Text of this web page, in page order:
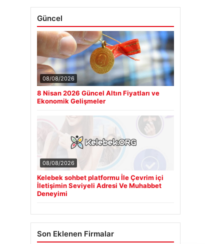
Güncel
08/08/2026
8 Nisan 2026 Güncel Altın Fiyatları ve
Ekonomik Gelişmeler
08/08/2026
Kelebek sohbet platformu İle Çevrim içi
İletişimin Seviyeli Adresi Ve Muhabbet
Deneyimi
Son Eklenen Firmalar